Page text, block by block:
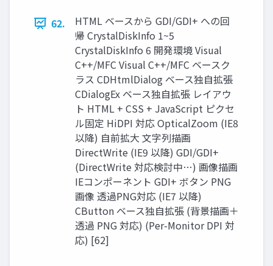
62.
HTML ベースから GDI/GDI+ への回
帰 CrystalDiskInfo 1~5
CrystalDiskInfo 6 開発環境 Visual
C++/MFC Visual C++/MFC ベースク
ラス CDHtmlDialog ベース独自拡張
CDialogEx ベース独自拡張 レイアウ
ト HTML + CSS + JavaScript ピクセ
ル固定 HiDPI 対応 OpticalZoom (IE8
以降) 自前拡大 文字列描画
DirectWrite (IE9 以降) GDI/GDI+
(DirectWrite 対応検討中…) 画像描画
IEコンポーネント GDI+ ボタン PNG
画像 透過PNG対応 (IE7 以降)
CButton ベース独自拡張 (背景描画＋
透過 PNG 対応) (Per-Monitor DPI 対
応) [62]